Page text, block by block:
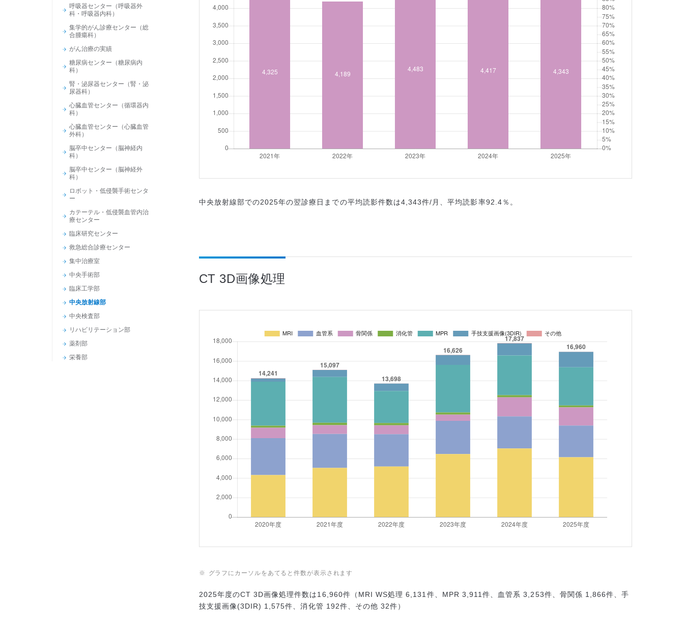
呼吸器センター（呼吸器外
科・呼吸器内科）
集学的がん診療センター（総
合腫瘍科）
がん治療の実績
糖尿病センター（糖尿病内
科）
腎・泌尿器センター（腎・泌
尿器科）
心臓血管センター（循環器内
科）
心臓血管センター（心臓血管
外科）
脳卒中センター（脳神経内
科）
脳卒中センター（脳神経外
科）
ロボット・低侵襲手術センタ
ー
カテーテル・低侵襲血管内治
療センター
臨床研究センター
救急総合診療センター
集中治療室
中央手術部
臨床工学部
中央放射線部
中央検査部
リハビリテーション部
薬剤部
栄養部
中央放射線部での2025年の翌診療日までの平均読影件数は4,343件/月、平均読影率92.4％。
CT 3D画像処理
グラフにカーソルをあてると件数が表示されます
2025年度のCT 3D画像処理件数は16,960件（MRI WS処理 6,131件、MPR 3,911件、血管系 3,253件、骨関係 1,866件、手
技支援画像(3DIR) 1,575件、消化管 192件、その他 32件）